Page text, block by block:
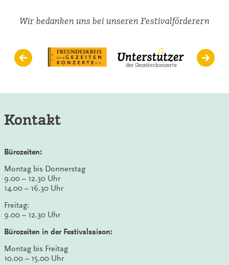
Wir bedanken uns bei unseren Festivalförderern
Kontakt
Bürozeiten:
Montag bis Donnerstag
9.00 – 12.30 Uhr
14.00 – 16.30 Uhr
Freitag:
9.00 – 12.30 Uhr
Bürozeiten in der Festivalsaison:
Montag bis Freitag
10.00 – 15.00 Uhr